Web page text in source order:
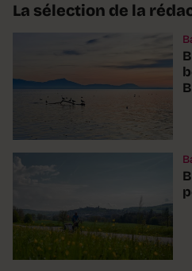
La sélection de la